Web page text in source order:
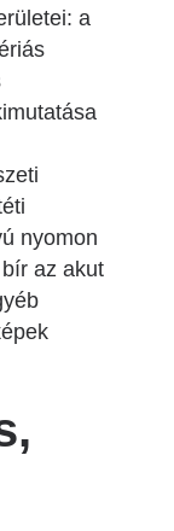
a
nyomon
az akut